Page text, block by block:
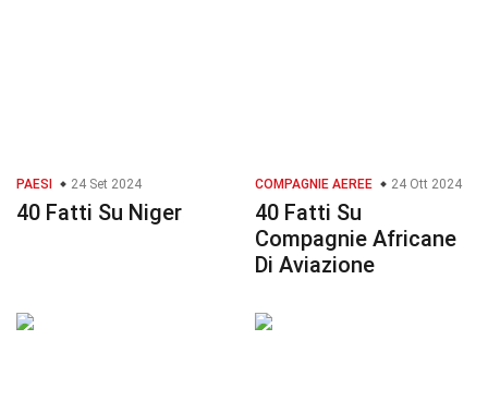
PAESI 24 Set 2024
40 Fatti Su Niger
COMPAGNIE AEREE 24 Ott 2024
40 Fatti Su
Compagnie Africane
Di Aviazione